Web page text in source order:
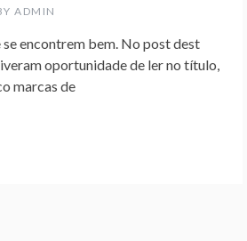
ADMIN
encontrem bem. No post dest
oportunidade de ler no título,
marcas de